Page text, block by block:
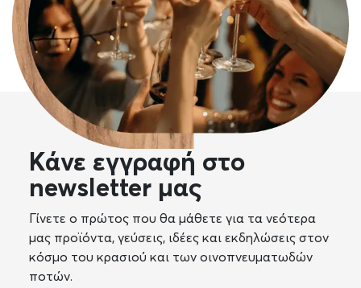
Κάνε εγγραφή στο
newsletter μας
Γίνετε ο πρώτος που θα μάθετε για τα νεότερα
μας προϊόντα, γεύσεις, ιδέες και εκδηλώσεις στον
κόσμο του κρασιού και των οινοπνευματωδών
ποτών.